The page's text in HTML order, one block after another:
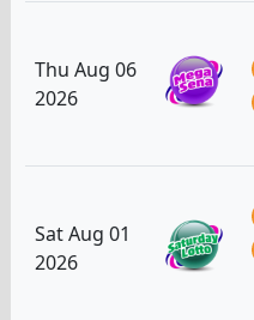
Thu Aug 06
2026
Sat Aug 01
2026